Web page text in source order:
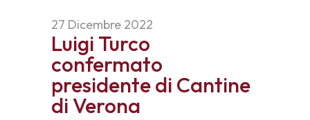
27 Dicembre 2022
Luigi Turco
confermato
presidente di Cantine
di Verona